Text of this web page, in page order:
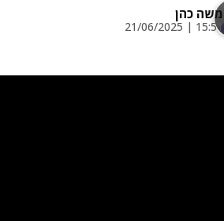
משה כהן
15:51 | 21/06/2025